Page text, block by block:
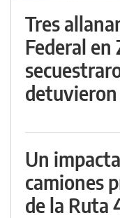
Tres
Federal en
detuvieron
Un
camiones
de la Ruta